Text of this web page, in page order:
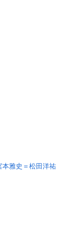
本雅史＝松田洋祐